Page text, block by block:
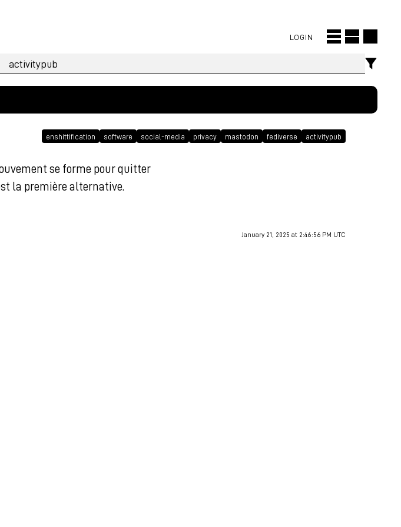
LOGIN
enshittification software social-media privacy mastodon fediverse activitypub
se forme pour quitter
la première alternative.
January 21, 2025 at 2:46:56 PM UTC